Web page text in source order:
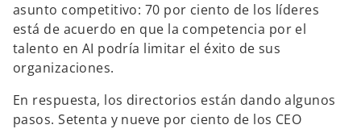
asunto competitivo: 70 por ciento de los líderes
está de acuerdo en que la competencia por el
talento en AI podría limitar el éxito de sus
organizaciones.
En respuesta, los directorios están dando algunos
pasos. Setenta y nueve por ciento de los CEO